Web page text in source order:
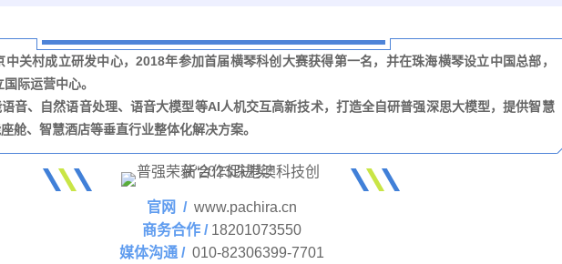
关村成立研发中心，2018年参加首届横琴科创大赛获得第一名，并在珠海横琴设立中国总部，
际运营中心。
音、自然语音处理、语音大模型等AI人机交互高新技术，打造全自研普强深思大模型，提供智慧
舱、智慧酒店等垂直行业整体化解决方案。
官网 / www.pachira.cn
商务合作/ 18201073550
媒体沟通/ 010-82306399-7701